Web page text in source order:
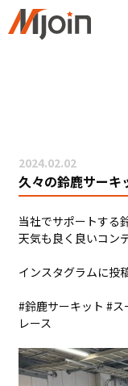
Mjoinソリューシ
会社概要
休み : 土曜日 ＆ 祝祭日
2024.02.02
久々の鈴鹿サーキ
当社でサポートする
天気も良く良いコン
インスタグラムに投
#鈴鹿サーキット #
レース